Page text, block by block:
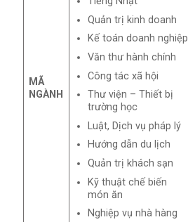
MÃ
NGÀNH
Quản trị kinh doanh
Kế toán doanh nghiệp
Văn thư hành chính
Công tác xã hội
Thư viện – Thiết bị
trường học
Luật, Dịch vụ pháp lý
Hướng dẫn du lịch
Quản trị khách sạn
Kỹ thuật chế biến
món ăn
Nghiệp vụ nhà hàng